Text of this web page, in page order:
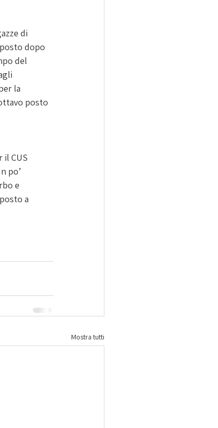
di
dopo
del
la
posto
il CUS
po’
e
a
Mostra tutti